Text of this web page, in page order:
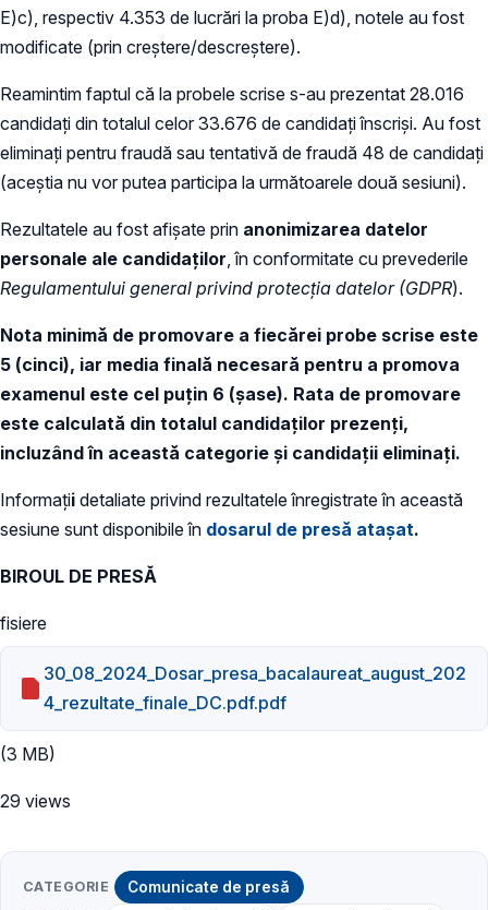
E)c), respectiv 4.353 de lucrări la proba E)d), notele au fost
modificate (prin creștere/descreștere).
Reamintim faptul că la probele scrise s-au prezentat 28.016
candidaţi din totalul celor 33.676 de candidaţi înscrişi. Au fost
eliminaţi pentru fraudă sau tentativă de fraudă 48 de candidaţi
(aceştia nu vor putea participa la următoarele două sesiuni).
Rezultatele au fost afișate prin anonimizarea datelor
personale ale candidaților , în conformitate cu prevederile
Regulamentului general privind protecția datelor (GDPR).
Nota minimă de promovare a fiecărei probe scrise este
5 (cinci), iar media finală necesară pentru a promova
examenul este cel puțin 6 (șase). Rata de promovare
este calculată din totalul candidaţilor prezenţi,
incluzând în această categorie şi candidaţii eliminaţi.
Informații detaliate privind rezultatele înregistrate în această
sesiune sunt disponibile în dosarul de presă atașat.
BIROUL DE PRESĂ
fisiere
30_08_2024_Dosar_presa_bacalaureat_august_202
4_rezultate_finale_DC.pdf.pdf
(3 MB)
29 views
CATEGORIE Comunicate de presă